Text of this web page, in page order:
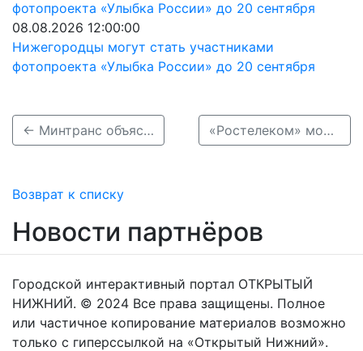
08.08.2026 12:00:00
Нижегородцы могут стать участниками
фотопроекта «Улыбка России» до 20 сентября
← Минтранс объяснил рост цены на проезд по нижегородской канатной дороге «Ростелеком» модернизировал систему защиты от DDoS-атак на магистральной сети →
Возврат к списку
Новости партнёров
Городской интерактивный портал ОТКРЫТЫЙ
НИЖНИЙ. © 2024 Все права защищены. Полное
или частичное копирование материалов возможно
только с гиперссылкой на «Открытый Нижний».